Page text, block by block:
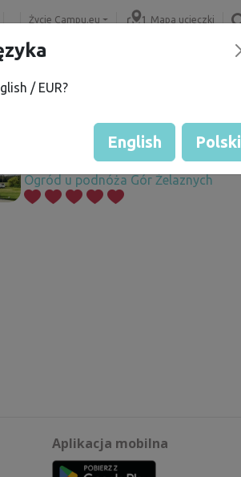
Życie Campu.eu Mapa ucieczki
Ogród u podnóża Gór Żelaznych
Aplikacja mobilna
/ EUR?
English Polski